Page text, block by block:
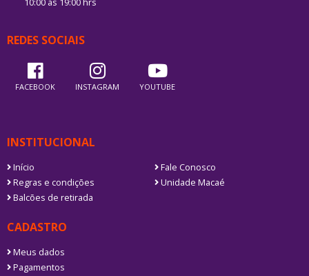
10:00 às 19:00 hrs
REDES SOCIAIS
FACEBOOK INSTAGRAM YOUTUBE
INSTITUCIONAL
Início
Fale Conosco
Regras e condições
Unidade Macaé
Balcões de retirada
CADASTRO
Meus dados
Pagamentos